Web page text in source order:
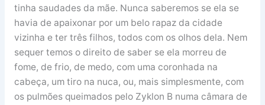
tinha saudades da mãe. Nunca saberemos se ela se
havia de apaixonar por um belo rapaz da cidade
vizinha e ter três filhos, todos com os olhos dela. Nem
sequer temos o direito de saber se ela morreu de
fome, de frio, de medo, com uma coronhada na
cabeça, um tiro na nuca, ou, mais simplesmente, com
os pulmões queimados pelo Zyklon B numa câmara de